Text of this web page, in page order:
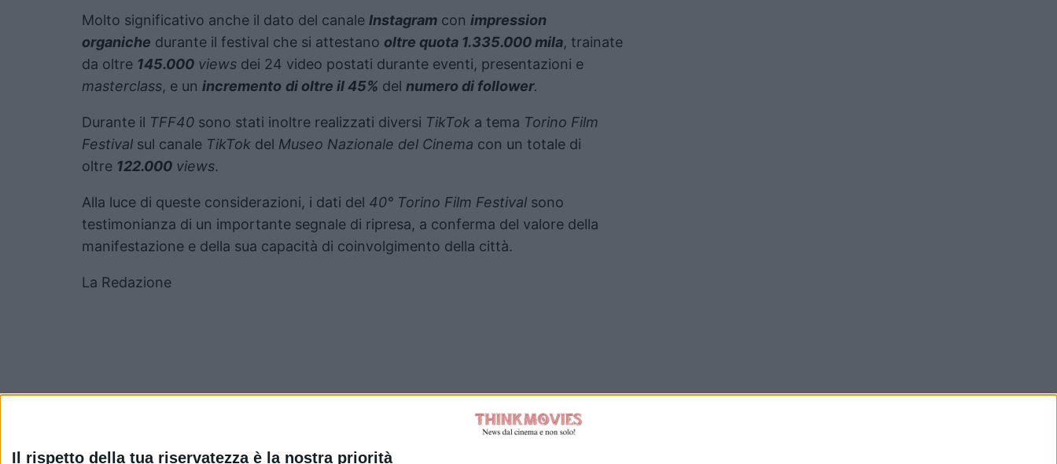
Il rispetto della tua riservatezza è la nostra priorità
Molto significativo anche il dato del canale Instagram con impression
organiche durante il festival che si attestano oltre quota 1.335.000 mila, trainate
da oltre 145.000 views dei 24 video postati durante eventi, presentazioni e
masterclass, e un incremento di oltre il 45% del numero di follower.
Durante il TFF40 sono stati inoltre realizzati diversi TikTok a tema Torino Film
Festival sul canale TikTok del Museo Nazionale del Cinema con un totale di
oltre 122.000 views.
Alla luce di queste considerazioni, i dati del 40° Torino Film Festival sono
testimonianza di un importante segnale di ripresa, a conferma del valore della
manifestazione e della sua capacità di coinvolgimento della città.
La Redazione
PubblicatoDicembre 7, 2022 in Tag: